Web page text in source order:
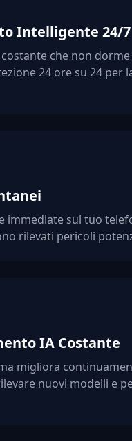
Intelligente 24/7
che non dorme
24 ore su 24 per
immediate sul tuo
rilevati pericoli
IA Costante
migliora
nuovi modelli e